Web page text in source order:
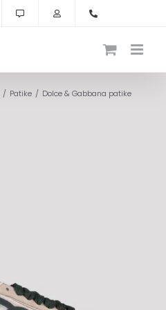
Patike Dolce & Gabbana patike